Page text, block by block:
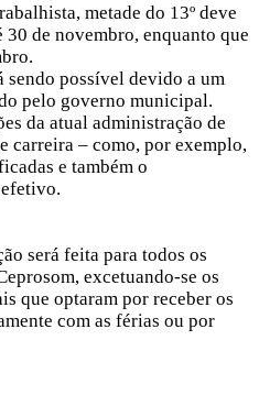
metade do 13º deve
30 de novembro, enquanto que
sendo possível devido a um
pelo governo municipal.
da atual administração de
carreira – como, por exemplo,
e também o
será feita para todos os
excetuando-se os
que optaram por receber os
com as férias ou por